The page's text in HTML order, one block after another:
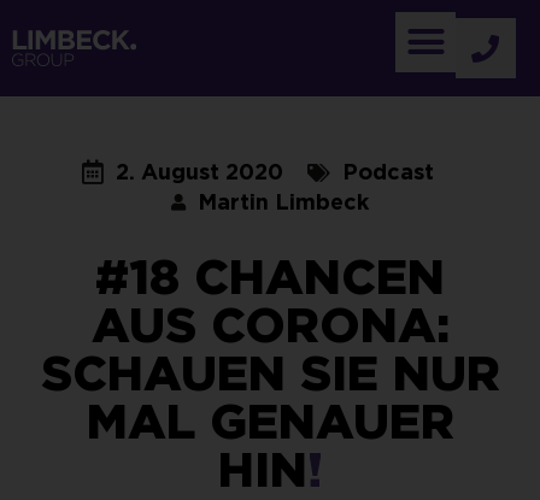
2. August 2020
Podcast
Martin Limbeck
#18 CHANCEN
AUS CORONA:
SCHAUEN SIE NUR
MAL GENAUER
HIN!